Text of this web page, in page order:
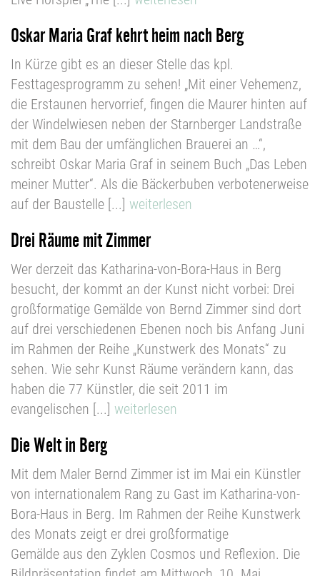
Oskar Maria Graf kehrt heim nach Berg
In Kürze gibt es an dieser Stelle das kpl.
Festtagesprogramm zu sehen! „Mit einer Vehemenz,
die Erstaunen hervorrief, fingen die Maurer hinten auf
der Windelwiesen neben der Starnberger Landstraße
mit dem Bau der umfänglichen Brauerei an …“,
schreibt Oskar Maria Graf in seinem Buch „Das Leben
meiner Mutter“. Als die Bäckerbuben verbotenerweise
auf der Baustelle [...] weiterlesen
Drei Räume mit Zimmer
Wer derzeit das Katharina-von-Bora-Haus in Berg
besucht, der kommt an der Kunst nicht vorbei: Drei
großformatige Gemälde von Bernd Zimmer sind dort
auf drei verschiedenen Ebenen noch bis Anfang Juni
im Rahmen der Reihe „Kunstwerk des Monats“ zu
sehen. Wie sehr Kunst Räume verändern kann, das
haben die 77 Künstler, die seit 2011 im
evangelischen [...] weiterlesen
Die Welt in Berg
Mit dem Maler Bernd Zimmer ist im Mai ein Künstler
von internationalem Rang zu Gast im Katharina-von-
Bora-Haus in Berg. Im Rahmen der Reihe Kunstwerk
des Monats zeigt er drei großformatige
Gemälde aus den Zyklen Cosmos und Reflexion. Die